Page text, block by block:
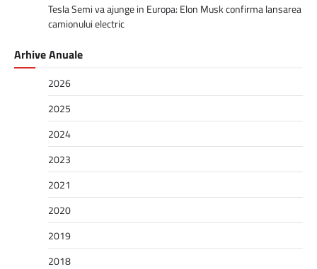
Tesla Semi va ajunge in Europa: Elon Musk confirma lansarea
camionului electric
Arhive Anuale
2026
2025
2024
2023
2021
2020
2019
2018